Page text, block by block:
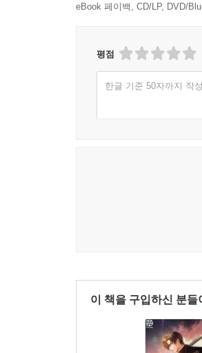
eBook 페이백, CD/LP, DVD/
평점
한글 기준 50자까지 작
이 책을 구입하신 분들